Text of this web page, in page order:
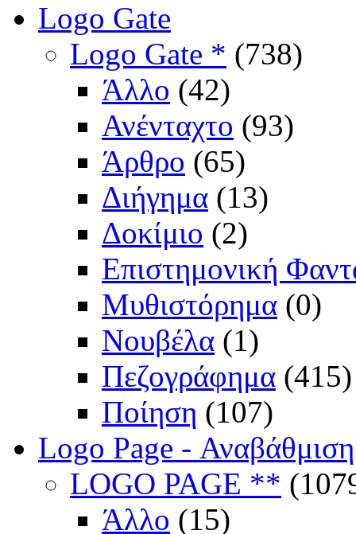
Logo Gate
Logo Gate * (738)
Άλλο (42)
Ανένταχτο (93)
Άρθρο (65)
Διήγημα (13)
Δοκίμιο (2)
Επιστημονική
Μυθιστόρημα (0)
Νουβέλα (1)
Πεζογράφημα (415)
Ποίηση (107)
Logo Page -
LOGO PAGE **
Άλλο (15)